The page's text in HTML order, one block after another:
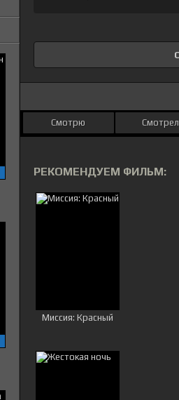
Смотрю Смотрел
РЕКОМЕНДУЕМ ФИЛЬМ:
Миссия: Красный